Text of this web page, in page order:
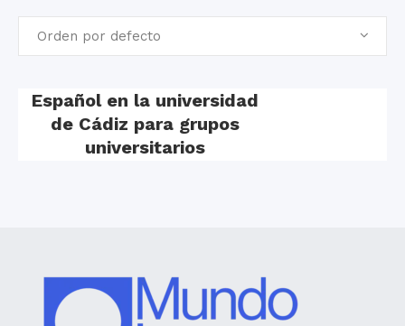
Orden por defecto
Español en la universidad
de Cádiz para grupos
universitarios